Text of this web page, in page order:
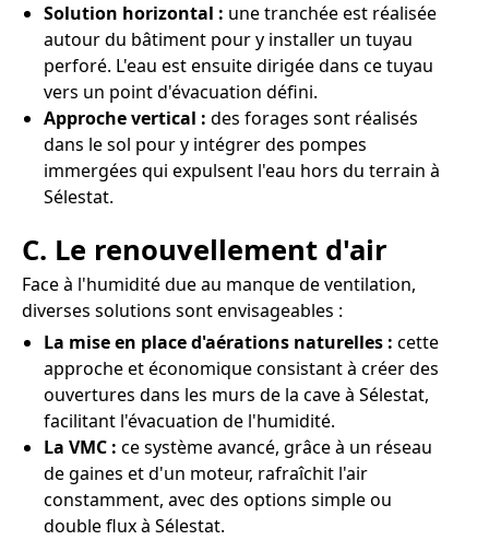
Solution horizontal : une tranchée est réalisée
autour du bâtiment pour y installer un tuyau
perforé. L'eau est ensuite dirigée dans ce tuyau
vers un point d'évacuation défini.
Approche vertical : des forages sont réalisés
dans le sol pour y intégrer des pompes
immergées qui expulsent l'eau hors du terrain à
Sélestat.
C. Le renouvellement d'air
Face à l'humidité due au manque de ventilation,
diverses solutions sont envisageables :
La mise en place d'aérations naturelles : cette
approche et économique consistant à créer des
ouvertures dans les murs de la cave à Sélestat,
facilitant l'évacuation de l'humidité.
La VMC : ce système avancé, grâce à un réseau
de gaines et d'un moteur, rafraîchit l'air
constamment, avec des options simple ou
double flux à Sélestat.